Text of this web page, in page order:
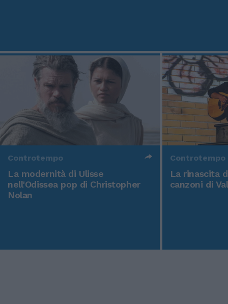
Controtempo
La modernità di Ulisse
nell'Odissea pop di Christopher
Nolan
Controtempo
La rinascita
canzoni di